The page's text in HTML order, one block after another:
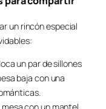
un rincón especial
un par de sillones
baja con una